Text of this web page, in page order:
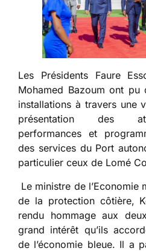
Les Présidents Faure
Mohamed Bazoum ont pu
installations à travers une
présentation des
performances et
des services du Port
particulier ceux de Lomé
Le ministre de l’Economie
de la protection côtière,
rendu hommage aux
grand intérêt qu’ils
de l’économie bleue. Il a